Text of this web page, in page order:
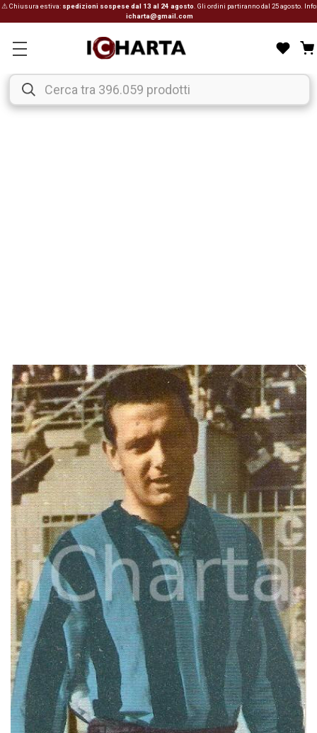
⚠ Chiusura estiva: spedizioni sospese dal 13 al 24 agosto . Gli ordini partiranno dal 25 agosto. Info:
icharta@gmail.com